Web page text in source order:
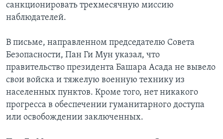
санкционировать трехмесячную миссию
наблюдателей.
В письме, направленном председателю Совета
Безопасности, Пан Ги Мун указал, что
правительство президента Башара Асада не вывело
свои войска и тяжелую военную технику из
населенных пунктов. Кроме того, нет никакого
прогресса в обеспечении гуманитарного доступа
или освобождении заключенных.